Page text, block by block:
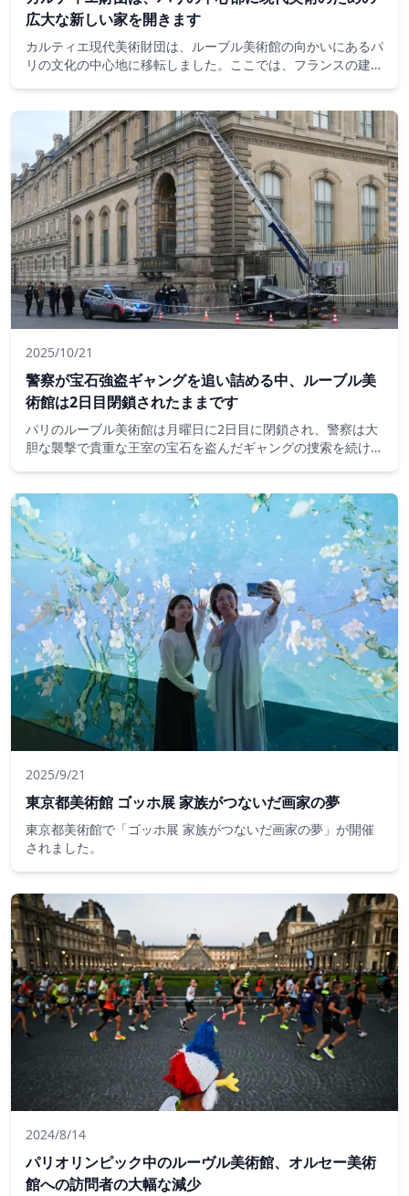
広大な新しい家を開きます
カルティエ現代美術財団は、ルーブル美術館の向かいにあるパ
リの文化の中心地に移転しました。ここでは、フランスの建築
2025/10/21
警察が宝石強盗ギャングを追い詰める中、ルーブル美
術館は2日目閉鎖されたままです
パリのルーブル美術館は月曜日に2日目に閉鎖され、警察は大
胆な襲撃で貴重な王室の宝石を盗んだギャングの捜索を続けま
2025/9/21
東京都美術館 ゴッホ展 家族がつないだ画家の夢
東京都美術館で「ゴッホ展 家族がつないだ画家の夢」が開催
されました。
2024/8/14
パリオリンピック中のルーヴル美術館、オルセー美術
館への訪問者の大幅な減少